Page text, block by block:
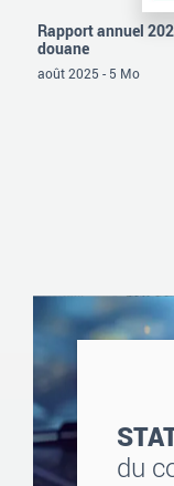
Rapport annuel
douane
août 2025 - 5 Mo
du